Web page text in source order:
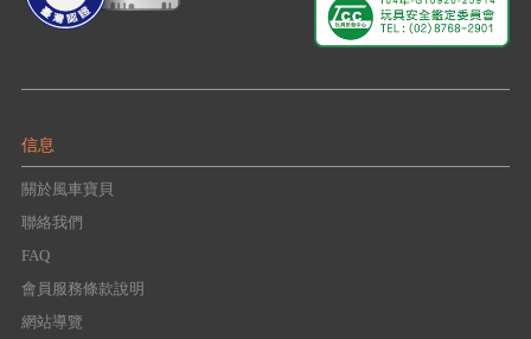
信息
關於風車寶貝
聯絡我們
FAQ
會員服務條款說明
網站導覽